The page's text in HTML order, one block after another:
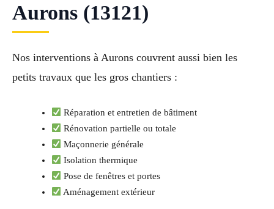
Aurons (13121)
Nos interventions à Aurons couvrent aussi bien les
petits travaux que les gros chantiers :
Réparation et entretien de bâtiment
Rénovation partielle ou totale
Maçonnerie générale
Isolation thermique
Pose de fenêtres et portes
Aménagement extérieur